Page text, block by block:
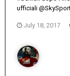
ufficiali
July 18, 2017